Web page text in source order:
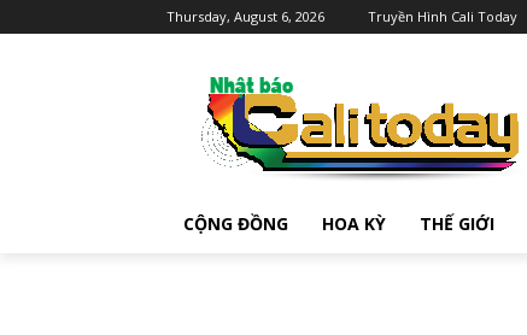
Thursday, August 6, 2026 Truyền Hình Cali Today
CỘNG ĐỒNG HOA KỲ THẾ GIỚI